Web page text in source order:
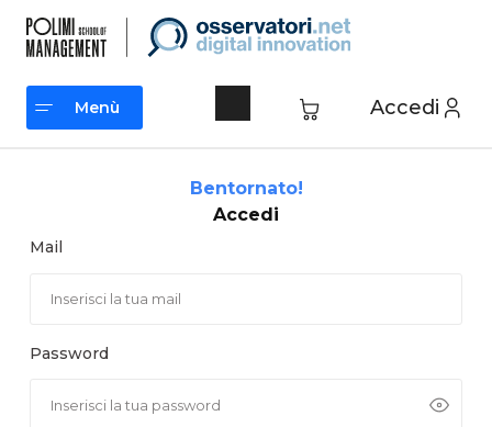
contenuto
Accedi
Menù
Bentornato!
Accedi
Mail
Password